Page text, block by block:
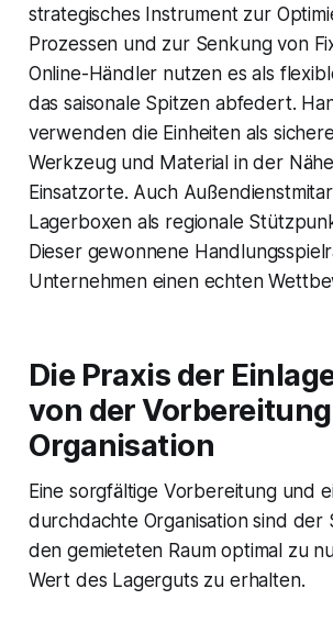
strategisches Instrument zur
Prozessen und zur Senkung von
Online-Händler nutzen es als
das saisonale Spitzen abfedert.
verwenden die Einheiten als
Werkzeug und Material in der
Einsatzorte. Auch
Lagerboxen als regionale
Dieser gewonnene
Unternehmen einen echten
Die Praxis der
von der
Organisation
Eine sorgfältige Vorbereitung und
durchdachte Organisation sind der
den gemieteten Raum optimal zu
Wert des Lagerguts zu erhalten.